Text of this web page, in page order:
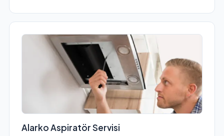
Alarko Aspiratör Servisi